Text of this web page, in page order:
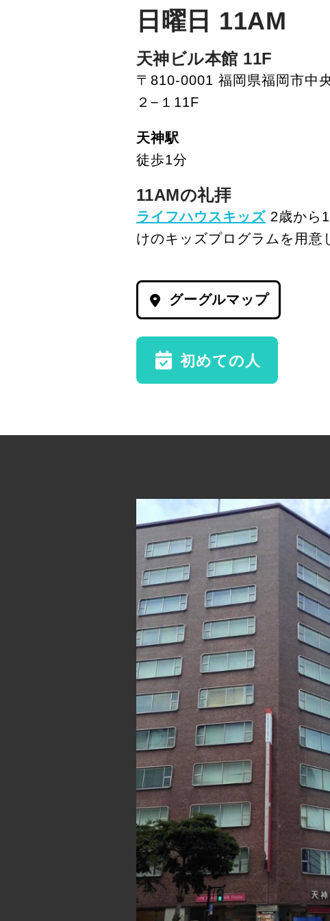
日曜日 11AM
天神ビル本館 11F
〒810-0001 福岡県福岡市中
２−１11F
天神駅
徒歩1分
11AMの礼拝
ライフハウスキッズ2歳から
けのキッズプログラムを用意
グーグルマップ
初めての人